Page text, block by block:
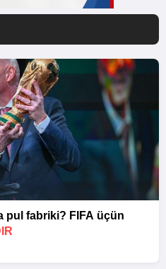
pul fabriki? FIFA üçün